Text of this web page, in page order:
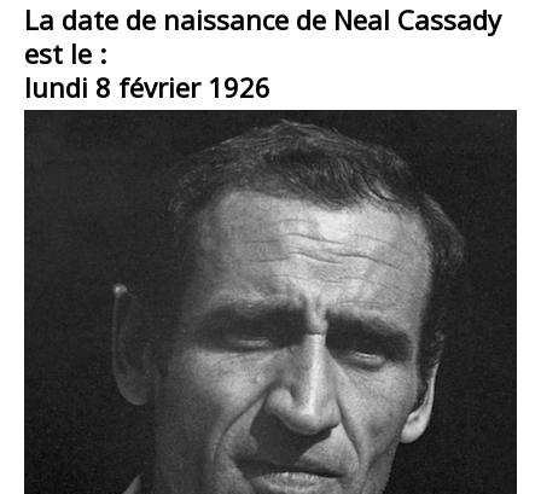
La date de naissance de Neal Cassady
est le :
lundi 8 février 1926